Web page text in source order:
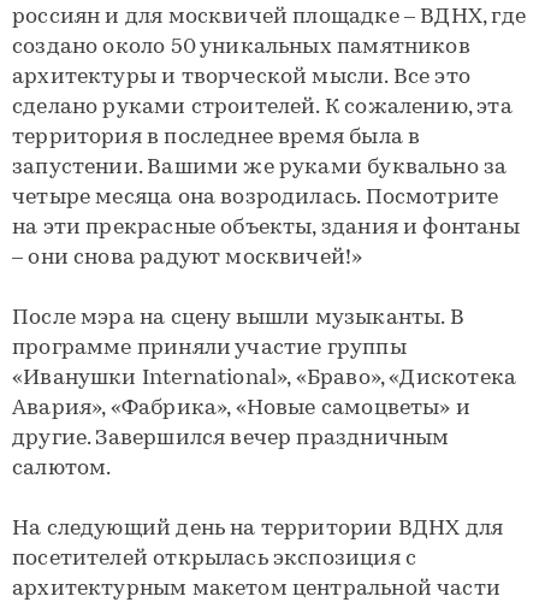
россиян и для москвичей площадке – ВДНХ, где
создано около 50 уникальных памятников
архитектуры и творческой мысли. Все это
сделано руками строителей. К сожалению, эта
территория в последнее время была в
запустении. Вашими же руками буквально за
четыре месяца она возродилась. Посмотрите
на эти прекрасные объекты, здания и фонтаны
– они снова радуют москвичей!»
После мэра на сцену вышли музыканты. В
программе приняли участие группы
«Иванушки International», «Браво», «Дискотека
Авария», «Фабрика», «Новые самоцветы» и
другие. Завершился вечер праздничным
салютом.
На следующий день на территории ВДНХ для
посетителей открылась экспозиция с
архитектурным макетом центральной части